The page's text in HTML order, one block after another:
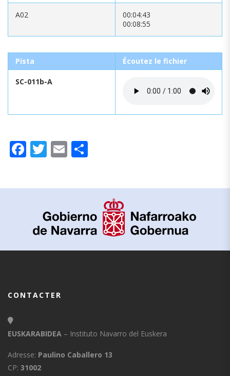
A02
00:04:43
00:08:55
Pista Écoutez le fichier
SC-011b-A
Facebook
Twitter
Email
CONTACTER
EUSKARABIDEA – Instituto Navarro del Euskera
Adresse: Paulino Caballero 13
CP: 31002